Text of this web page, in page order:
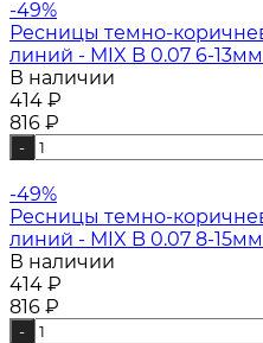
-49%
Ресницы темно-
линий - MIX B 0.07 6-13мм
В наличии
414 ₽
816 ₽
-
-49%
Ресницы темно-
линий - MIX B 0.07 8-15мм
В наличии
414 ₽
816 ₽
-